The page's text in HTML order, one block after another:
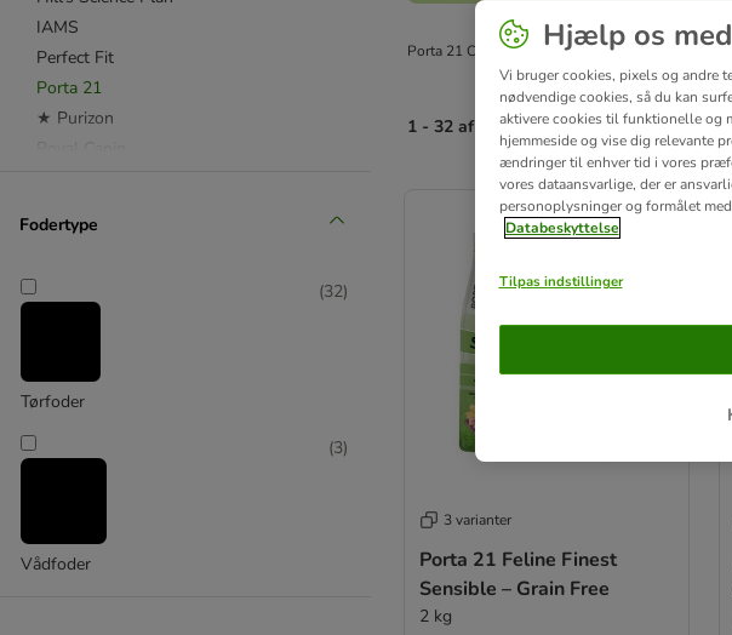
IAMS
Perfect Fit
Porta 21
★ Purizon
Sanabelle
Whiskas
Affinity Advance Diets
Almo Nature
Bozita
Brekkies
Fodertype
Tørfoder
(32)
Vådfoder
(3)
Porta 21 Cat er et sundt og naturligt kattefoder i
1 - 32 af 32 resultater
product items have been changed
3 varianter
Porta 21 Feline Finest
Sensible – Grain Free
2 kg
Hjælp os
Vi bruger cookies, pixels og andre
nødvendige cookies, så du kan
aktivere cookies til funktionelle og
hjemmeside og vise dig relevante
ændringer til enhver tid i vores
vores dataansvarlige, der er
personoplysninger og formålet
Databeskyttelse
Tilpas indstillinger